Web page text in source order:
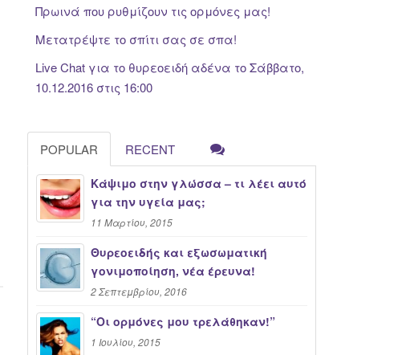
Πρωινά που ρυθμίζουν τις ορμόνες μας!
Μετατρέψτε το σπίτι σας σε σπα!
Live Chat για το θυρεοειδή αδένα το Σάββατο,
10.12.2016 στις 16:00
POPULAR RECENT
Κάψιμο στην γλώσσα – τι λέει αυτό
για την υγεία μας;
11 Μαρτίου, 2015
Θυρεοειδής και εξωσωματική
γονιμοποίηση, νέα έρευνα!
2 Σεπτεμβρίου, 2016
“Oι ορμόνες μου τρελάθηκαν!”
1 Ιουλίου, 2015